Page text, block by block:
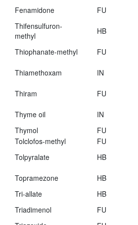
Fenamidone FU
Thifensulfuron-
methyl
HB
Thiophanate-methyl FU
Thiamethoxam
IN
Thiram FU
Thyme oil IN
Thymol
FU
Tolclofos-methyl
FU
Tolpyralate
HB
Topramezone HB
Tri-allate
HB
Triadimenol
FU